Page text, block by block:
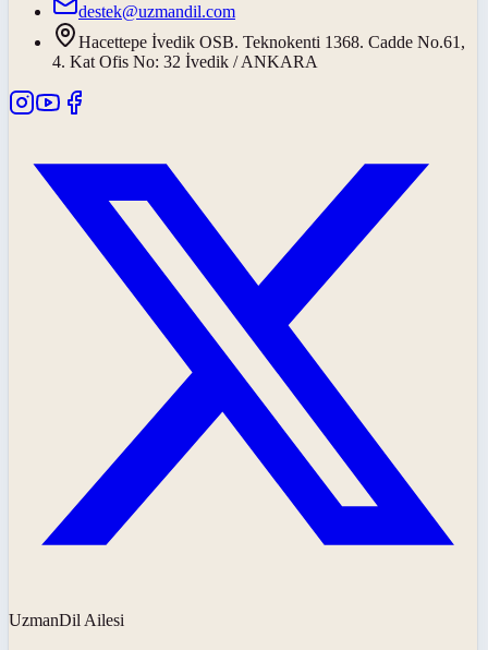
destek@uzmandil.com
Hacettepe İvedik OSB. Teknokenti 1368. Cadde No.61,
4. Kat Ofis No: 32 İvedik / ANKARA
UzmanDil Ailesi